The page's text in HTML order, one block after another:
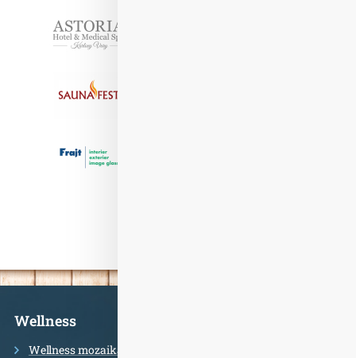
Informace
Wellness
Wellness mozaika